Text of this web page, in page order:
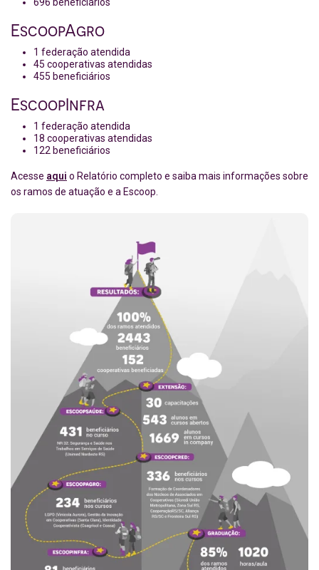
EscoopAgro
1 federação atendida
45 cooperativas atendidas
455 beneficiários
EscoopInfra
1 federação atendida
18 cooperativas atendidas
122 beneficiários
Acesse aqui o Relatório completo e saiba mais informações sobre
os ramos de atuação e a Escoop.